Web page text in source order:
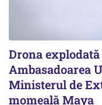
Drona
Ambasadoarea
Ministerul de
momeală Maya